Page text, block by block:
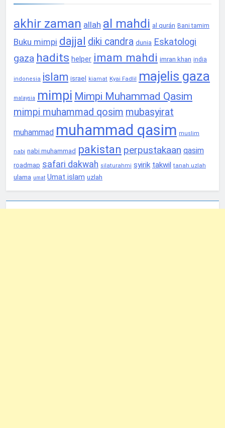
akhir zaman allah al mahdi al qurán Bani tamim
Buku mimpi dajjal diki candra dunia Eskatologi
gaza hadits helper imam mahdi imran khan india
indonesia islam israel kiamat Kyai Fadlil majelis gaza
malaysia mimpi Mimpi Muhammad Qasim
mimpi muhammad qosim mubasyirat
muhammad muhammad qasim muslim
nabi nabi muhammad pakistan perpustakaan qasim
roadmap safari dakwah silaturahmi syirik takwil tanah uzlah
ulama umat Umat islam uzlah